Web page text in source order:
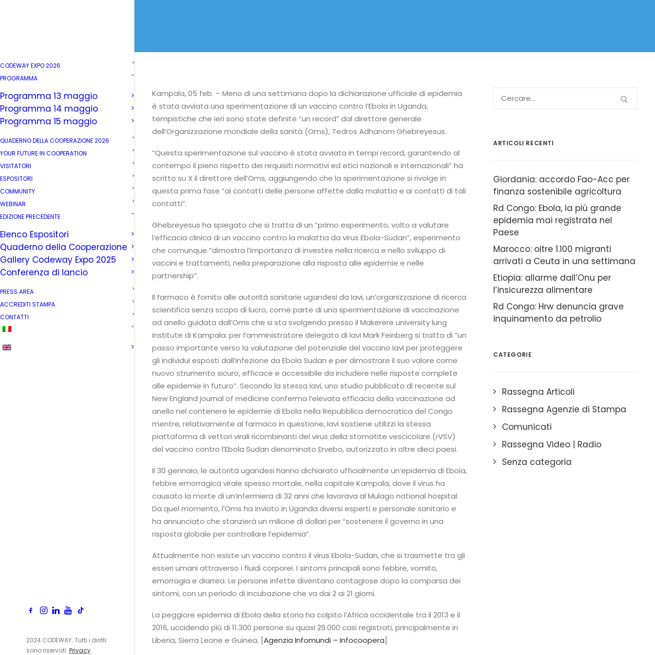
CODEWAY EXPO 2026
PROGRAMMA
Programma 13 maggio
Programma 14 maggio
Programma 15 maggio
QUADERNO DELLA COOPERAZIONE 2026
YOUR FUTURE IN COOPERATION
VISITATORI
ESPOSITORI
COMMUNITY
WEBINAR
EDIZIONE PRECEDENTE
Elenco Espositori
Quaderno della Cooperazione
Gallery Codeway Expo 2025
Conferenza di lancio
PRESS AREA
ACCREDITI STAMPA
CONTATTI
2024 CODEWAY. Tutti i diritti
sono riservati. Privacy
Kampala, 05 feb. – Meno di una settimana dopo la dichiarazione ufficiale di epidemia
è stata avviata una sperimentazione di un vaccino contro l’Ebola in Uganda,
tempistiche che ieri sono state definite “un record” dal direttore generale
dell’Organizzazione mondiale della sanità (Oms), Tedros Adhanom Ghebreyesus.
“Questa sperimentazione sul vaccino è stata avviata in tempi record, garantendo al
contempo il pieno rispetto dei requisiti normativi ed etici nazionali e internazionali” ha
scritto su X il direttore dell’Oms, aggiungendo che la sperimentazione si rivolge in
questa prima fase “ai contatti delle persone affette dalla malattia e ai contatti di tali
contatti”.
Ghebreyesus ha spiegato che si tratta di un “primo esperimento, volto a valutare
l’efficacia clinica di un vaccino contro la malattia da virus Ebola-Sudan”, esperimento
che comunque “dimostra l’importanza di investire nella ricerca e nello sviluppo di
vaccini e trattamenti, nella preparazione alla risposta alle epidemie e nelle
partnership”.
Il farmaco è fornito alle autorità sanitarie ugandesi da Iavi, un’organizzazione di ricerca
scientifica senza scopo di lucro, come parte di una sperimentazione di vaccinazione
ad anello guidata dall’Oms che si sta svolgendo presso il Makerere university lung
institute di Kampala: per l’amministratore delegato di Iavi Mark Feinberg si tratta di “un
passo importante verso la valutazione del potenziale del vaccino Iavi per proteggere
gli individui esposti dall’infezione da Ebola Sudan e per dimostrare il suo valore come
nuovo strumento sicuro, efficace e accessibile da includere nelle risposte complete
alle epidemie in futuro”. Secondo la stessa Iavi, uno studio pubblicato di recente sul
New England journal of medicine conferma l’elevata efficacia della vaccinazione ad
anello nel contenere le epidemie di Ebola nella Repubblica democratica del Congo
mentre, relativamente al farmaco in questione, Iavi sostiene utilizzi la stessa
piattaforma di vettori virali ricombinanti del virus della stomatite vescicolare (rVSV)
del vaccino contro l’Ebola Sudan denominato Ervebo, autorizzato in oltre dieci paesi.
Il 30 gennaio, le autorità ugandesi hanno dichiarato ufficialmente un’epidemia di Ebola,
febbre emorragica virale spesso mortale, nella capitale Kampala, dove il virus ha
causato la morte di un’infermiera di 32 anni che lavorava al Mulago national hospital.
Da quel momento, l’Oms ha inviato in Uganda diversi esperti e personale sanitario e
ha annunciato che stanzierà un milione di dollari per “sostenere il governo in una
risposta globale per controllare l’epidemia”.
Attualmente non esiste un vaccino contro il virus Ebola-Sudan, che si trasmette tra gli
esseri umani attraverso i fluidi corporei. I sintomi principali sono febbre, vomito,
emorragia e diarrea. Le persone infette diventano contagiose dopo la comparsa dei
sintomi, con un periodo di incubazione che va dai 2 ai 21 giorni.
La peggiore epidemia di Ebola della storia ha colpito l’Africa occidentale tra il 2013 e il
2016, uccidendo più di 11.300 persone su quasi 29.000 casi registrati, principalmente in
Liberia, Sierra Leone e Guinea. [Agenzia Infomundi – Infocoopera]
ARTICOLI RECENTI
Giordania: accordo Fao-Acc per
finanza sostenibile agricoltura
Rd Congo: Ebola, la più grande
epidemia mai registrata nel
Paese
Marocco: oltre 1.100 migranti
arrivati a Ceuta in una settimana
Etiopia: allarme dall’Onu per
l’insicurezza alimentare
Rd Congo: Hrw denuncia grave
inquinamento da petrolio
CATEGORIE
Rassegna Articoli
Rassegna Agenzie di Stampa
Comunicati
Rassegna Video | Radio
Senza categoria